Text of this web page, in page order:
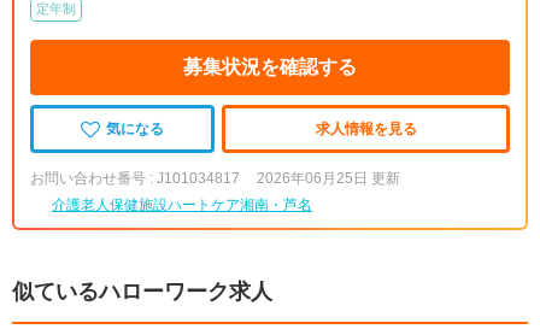
定年制
募集状況を確認する
気になる 求人情報を見る
お問い合わせ番号 : J101034817
2026年06月25日 更新
介護老人保健施設ハートケア湘南・芦名
似ているハローワーク求人